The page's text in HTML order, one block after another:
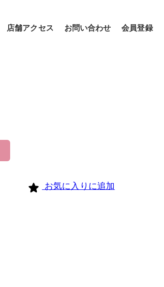
店舗アクセス お問い合わせ 会員登録
お気に入りに追加